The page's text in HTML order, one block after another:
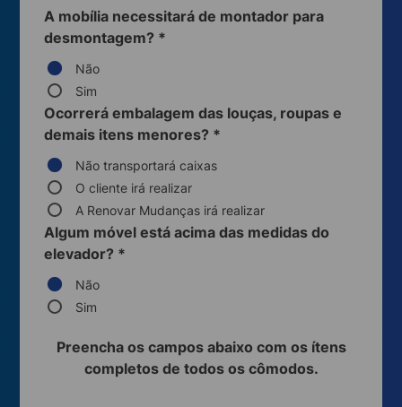
A mobília necessitará de montador para
desmontagem? *
Não
Sim
Ocorrerá embalagem das louças, roupas e
demais itens menores? *
Não transportará caixas
O cliente irá realizar
A Renovar Mudanças irá realizar
Algum móvel está acima das medidas do
elevador? *
Não
Sim
Preencha os campos abaixo com os ítens
completos de todos os cômodos.